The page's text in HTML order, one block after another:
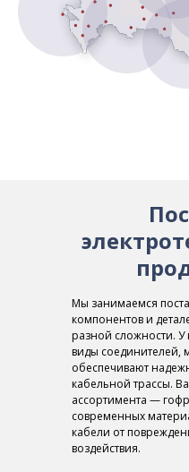
Мы занимаемся
компонентов и
разной сложности.
виды соединителей,
обеспечивают
кабельной трассы.
ассортимента —
современных
кабели от
воздействия.